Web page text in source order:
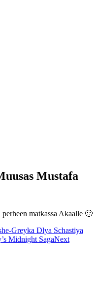
Mustafa
matkassa Akaalle 🙂
Greyka Dlya Schastiya
Midnight SagaNext